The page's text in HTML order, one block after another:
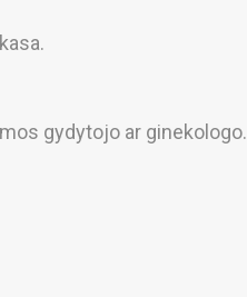
gydytojo ar ginekologo.